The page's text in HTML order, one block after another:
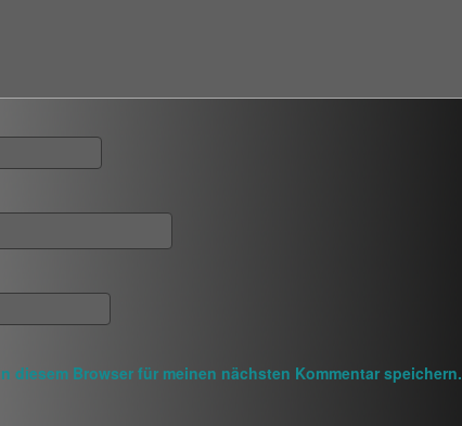
diesem Browser für meinen nächsten Kommentar speichern.